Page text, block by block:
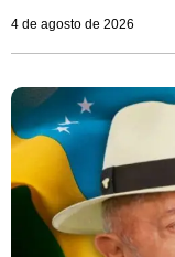
4 de agosto de 2026